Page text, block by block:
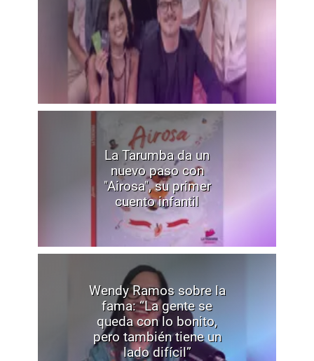
La Tarumba da un
nuevo paso con
"Airosa", su primer
cuento infantil
Wendy Ramos sobre la
fama: “La gente se
queda con lo bonito,
pero también tiene un
lado difícil”